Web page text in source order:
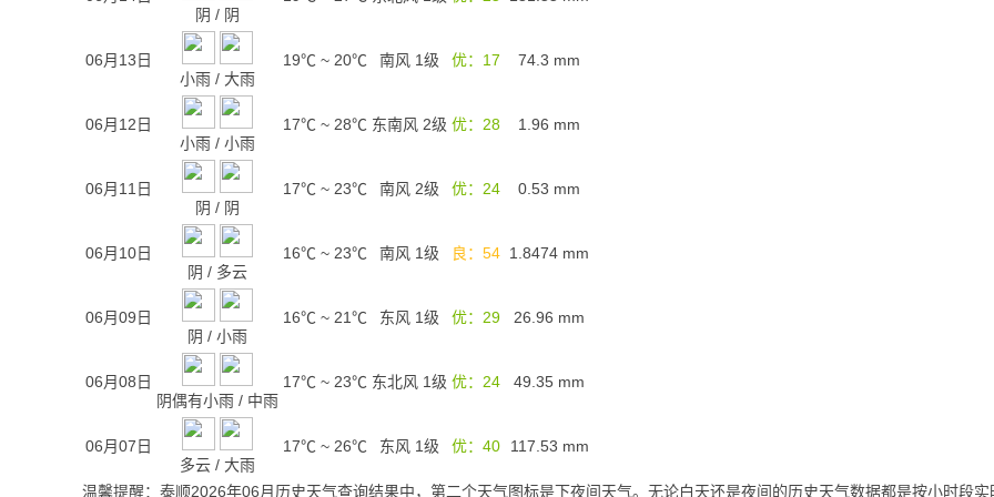
阴 / 阴
06月13日
小雨 / 大雨
19℃ ~ 20℃ 南风 1级 优：17 74.3 mm
06月12日
小雨 / 小雨
17℃ ~ 28℃ 东南风 2级 优：28 1.96 mm
06月11日
阴 / 阴
17℃ ~ 23℃ 南风 2级 优：24 0.53 mm
06月10日
阴 / 多云
16℃ ~ 23℃ 南风 1级 良：54 1.8474 mm
06月09日
阴 / 小雨
16℃ ~ 21℃ 东风 1级 优：29 26.96 mm
06月08日
阴偶有小雨 / 中雨
17℃ ~ 23℃ 东北风 1级 优：24 49.35 mm
06月07日
多云 / 大雨
17℃ ~ 26℃ 东风 1级 优：40 117.53 mm
温馨提醒：泰顺2026年06月历史天气查询结果中，第二个天气图标是下夜间天气。无论白天还是夜间的历史天气数据都是按小时段实